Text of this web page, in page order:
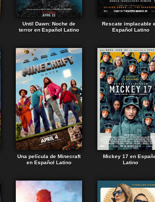
Until Dawn: Noche de
terror en Español Latino
Rescate implacable
Español Latino
Una película de Minecraft
en Español Latino
Mickey 17 en
Latino